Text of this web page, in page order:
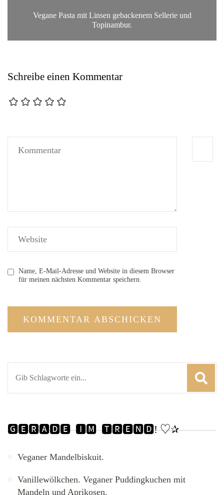
Vegane Pasta mit Linsen gebackenem Sellerie und
Topinambur.
Schreibe einen Kommentar
Name, E-Mail-Adresse und Website in diesem Browser
für meinen nächsten Kommentar speichern.
nach:
🅶🅴🆁🅰🅳🅴 ​ 🅸🅼 ​ 🆃🆁🅴🅽🅳! ​♡✰
Veganer Mandelbiskuit.
Vanillewölkchen. Veganer Puddingkuchen mit
Mandeln und Aprikosen.